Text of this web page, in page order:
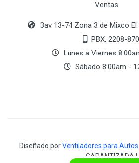
Ventas
3av 13-74 Zona 3 de Mixco
PBX. 2208-
Lunes a Viernes
Sábado 8:00am -
Diseñado porVentiladores para Autos
GARANTIZADA !